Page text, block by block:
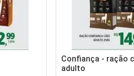
Confiança - ração
adulto